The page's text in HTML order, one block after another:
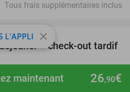
26,90€
maintenant
Tous frais supplémentaires inclus
24%
+ check-out tardif
9.8star
L'APPLI close